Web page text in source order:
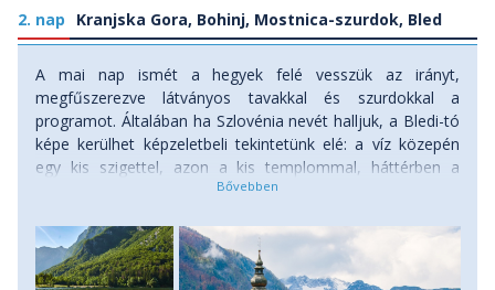
2. nap Kranjska Gora, Bohinj, Mostnica-szurdok, Bled
A mai nap ismét a hegyek felé vesszük az irányt,
megfűszerezve látványos tavakkal és szurdokkal a
programot. Általában ha Szlovénia nevét halljuk, a Bledi-tó
képe kerülhet képzeletbeli tekintetünk elé: a víz közepén
egy kis szigettel, azon a kis templommal, háttérben a
Bledi-várral. A tavat 4 kisebb hegy öleli körbe, melyek közül
komplettebb kép tárul elénk. De ne siessünk ennyire előre,
hiszen reggeli után első utunk még a Bohinji-tó partjára
vezet. Itt legelőször ellátogatunk a Sáva-forrás vízeséshez